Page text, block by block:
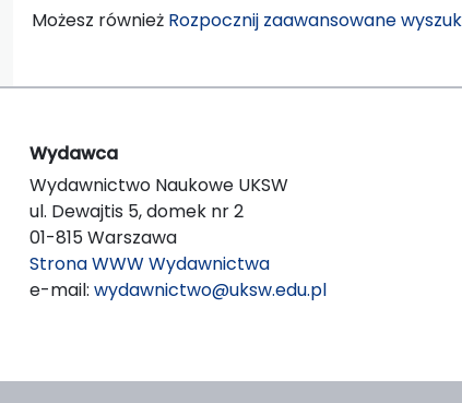
Możesz również Rozpocznij zaawansowane
Wydawca
Wydawnictwo Naukowe UKSW
ul. Dewajtis 5, domek nr 2
01-815 Warszawa
Strona WWW Wydawnictwa
e-mail: wydawnictwo@uksw.edu.pl